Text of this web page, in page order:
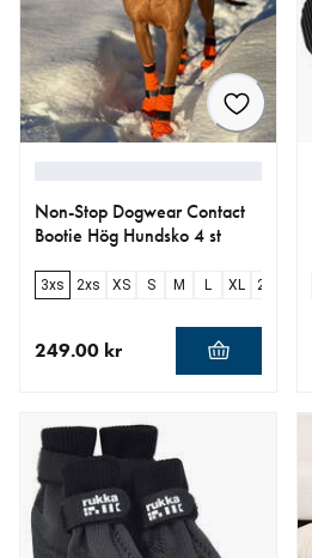
Non-Stop Dogwear Contact
Bootie Hög Hundsko 4 st
3xs 2xs XS S M L XL 2xl
249.00 kr